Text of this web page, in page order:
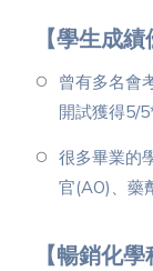
【學生成績
曾有多名會
開試獲得5/
很多畢業的
官(AO)、藥
【暢銷化